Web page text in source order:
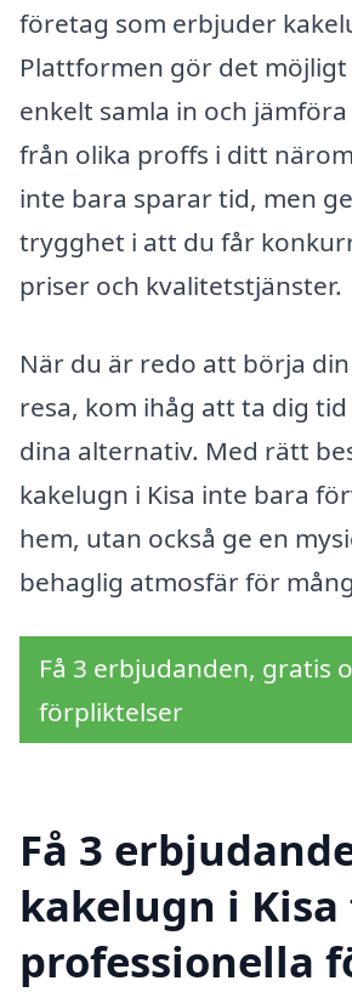
företag som erbjuder
Plattformen gör det
enkelt samla in och
från olika proffs i ditt
inte bara sparar tid, men
trygghet i att du får
priser och kvalitetstjänster.
När du är redo att börja
resa, kom ihåg att ta dig
dina alternativ. Med rätt
kakelugn i Kisa inte bara
hem, utan också ge en
behaglig atmosfär för
Få 3 erbjudanden, gratis
förpliktelser
Få 3
kakelugn i
professionella